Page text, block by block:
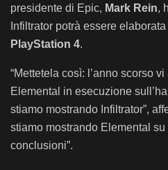
presidente di Epic, Mark Rein,
Infiltrator potrà essere
PlayStation 4.
“Mettetela così: l’anno scorso
Elemental in esecuzione
stiamo mostrando Infiltrator”,
stiamo mostrando Elemental
conclusioni”.